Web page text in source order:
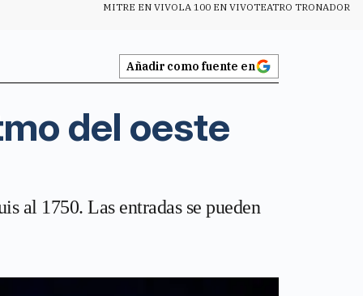
MITRE EN VIVOLA 100 EN VIVOTEATRO TRONADOR
Añadir como fuente en
del oeste
al 1750. Las entradas se pueden